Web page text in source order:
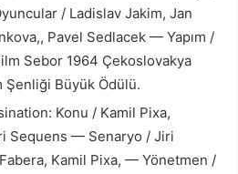
/ Ladislav Jakim, Jan
Pavel Sedlacek — Yapım /
Sebor 1964 Çekoslovakya
Şenliği Büyük Ödülü.
Konu / Kamil Pixa,
Sequens — Senaryo / Jiri
Kamil Pixa, — Yönetmen /